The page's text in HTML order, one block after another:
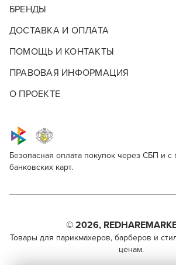
БРЕНДЫ
ДОСТАВКА И ОПЛАТА
ПОМОЩЬ И КОНТАКТЫ
ПРАВОВАЯ ИНФОРМАЦИЯ
О ПРОЕКТЕ
Безопасная оплата покупок через СБП и
банковских карт.
© 2026,
Товары для парикмахеров, барберов и
ценам.
Поделитесь через социальные сети
ВКОНТАКТЕ
парикмахерам, барберам,
специалистам бьюти-индустрии.
Ножницы
палочка. У тех, кто занимается
становятся филировочные
инструмента, который делал бы
Опишите, что бы вы
Что добавить?